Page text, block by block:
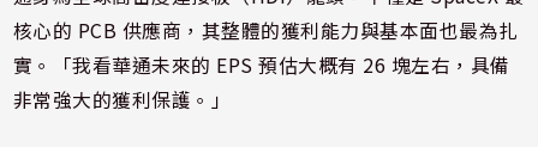
核心的 PCB 供應商，其整體的獲利能力與基本面也最為扎
實。「我看華通未來的 EPS 預估大概有 26 塊左右，具備
非常強大的獲利保護。」